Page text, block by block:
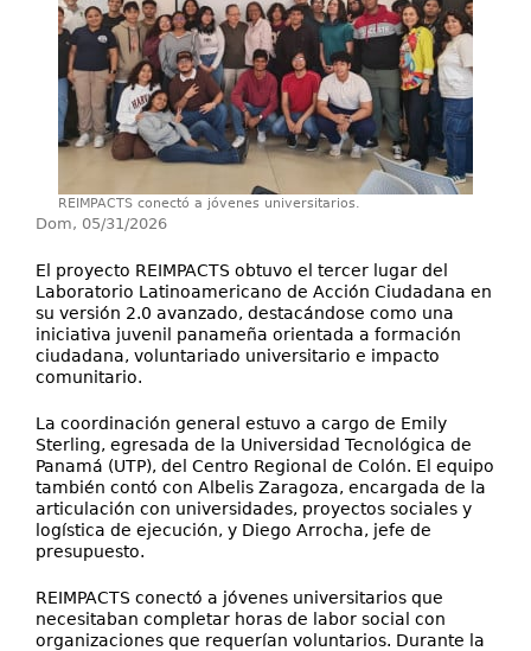
REIMPACTS conectó a jóvenes universitarios.
Dom, 05/31/2026
El proyecto REIMPACTS obtuvo el tercer lugar del
Laboratorio Latinoamericano de Acción Ciudadana en
su versión 2.0 avanzado, destacándose como una
iniciativa juvenil panameña orientada a formación
ciudadana, voluntariado universitario e impacto
comunitario.
La coordinación general estuvo a cargo de Emily
Sterling, egresada de la Universidad Tecnológica de
Panamá (UTP), del Centro Regional de Colón. El equipo
también contó con Albelis Zaragoza, encargada de la
articulación con universidades, proyectos sociales y
logística de ejecución, y Diego Arrocha, jefe de
presupuesto.
REIMPACTS conectó a jóvenes universitarios que
necesitaban completar horas de labor social con
organizaciones que requerían voluntarios. Durante la